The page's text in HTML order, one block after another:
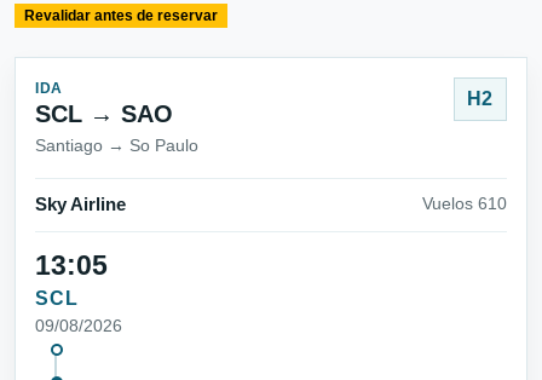
Revalidar antes de reservar
IDA
SCL → SAO
Santiago → So Paulo
H2
Sky Airline Vuelos 610
13:05
SCL
09/08/2026